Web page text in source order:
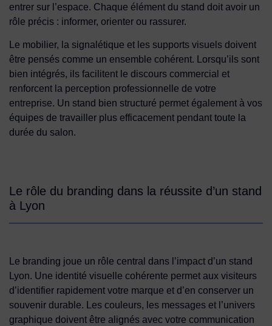
entrer sur l’espace. Chaque élément du stand doit avoir un
rôle précis : informer, orienter ou rassurer.
Le mobilier, la signalétique et les supports visuels doivent
être pensés comme un ensemble cohérent. Lorsqu’ils sont
bien intégrés, ils facilitent le discours commercial et
renforcent la perception professionnelle de votre
entreprise. Un stand bien structuré permet également à vos
équipes de travailler plus efficacement pendant toute la
durée du salon.
Le rôle du branding dans la réussite d’un stand
à Lyon
Le branding joue un rôle central dans l’impact d’un stand
Lyon. Une identité visuelle cohérente permet aux visiteurs
d’identifier rapidement votre marque et d’en conserver un
souvenir durable. Les couleurs, les messages et l’univers
graphique doivent être alignés avec votre communication